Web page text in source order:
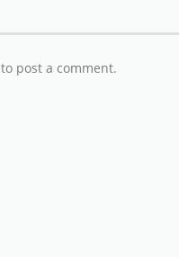
to post a comment.